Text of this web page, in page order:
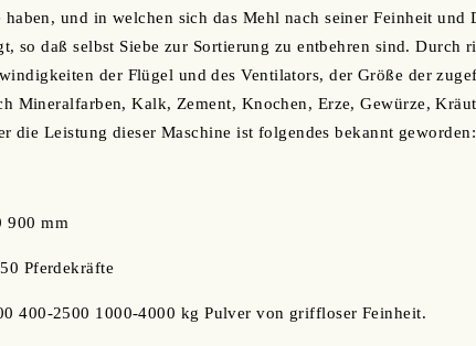
haben, und in welchen sich das Mehl nach seiner Feinheit
so daß selbst Siebe zur Sortierung zu entbehren sind. Durch
der Flügel und des Ventilators, der Größe der
Mineralfarben, Kalk, Zement, Knochen, Erze, Gewürze,
die Leistung dieser Maschine ist folgendes bekannt geworden:
900 mm
Pferdekräfte
400-2500 1000-4000 kg Pulver von griffloser Feinheit.